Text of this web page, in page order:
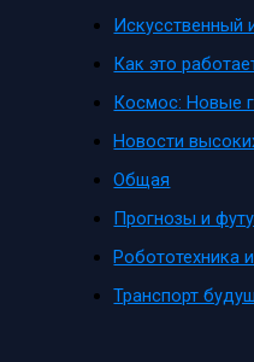
Искусственный
Как это
Космос: Новые
Новости
Общая
Прогнозы и
Робототехника
Транспорт